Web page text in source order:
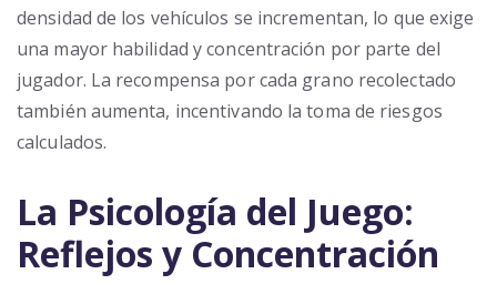
densidad de los vehículos se incrementan, lo que exige
una mayor habilidad y concentración por parte del
jugador. La recompensa por cada grano recolectado
también aumenta, incentivando la toma de riesgos
calculados.
La Psicología del Juego:
Reflejos y Concentración